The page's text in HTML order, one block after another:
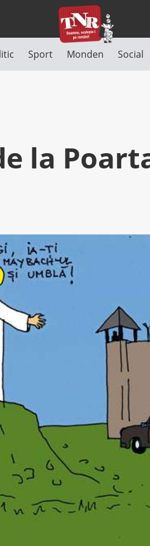
Sport Monden Social
la